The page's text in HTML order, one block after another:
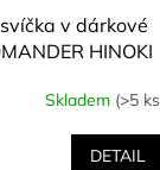
v dárkové
HINOKI
Hinoki) 255 g
Skladem (>5
DETAIL